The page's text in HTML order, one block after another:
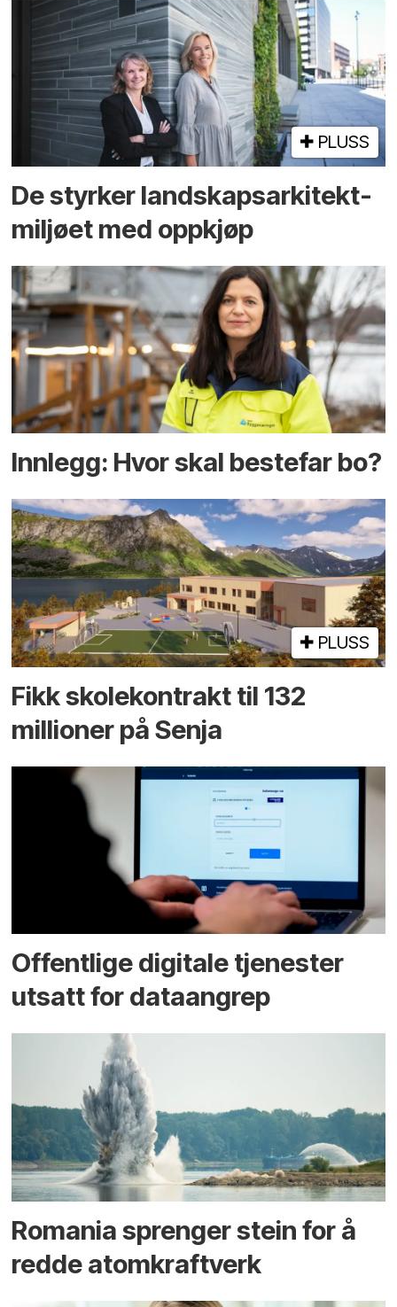
PLUSS
De styrker landskaps­arkitekt­
miljøet med oppkjøp
Innlegg: Hvor skal bestefar bo?
PLUSS
Fikk skole­kontrakt til 132
millioner på Senja
Offentlige digitale tjenester
utsatt for dataangrep
Romania sprenger stein for å
redde atomkraftverk